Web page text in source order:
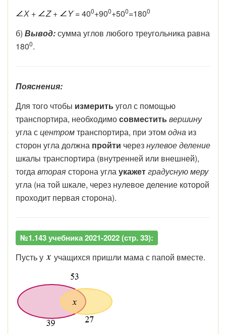
Х + Z+ Y= 400+900+500=1800
б) Вывод:сумма углов любого треугольника равна
1800.
Пояснения:
Для того чтобы измеритьугол с помощью
транспортира, необходимосовместитьвершину
угла сцентромтранспортира, при этом одна из
сторон угла должна пройти черезнулевое деление
шкалы транспортира (внутренней или внешней),
тогда втораясторона угла укажетградусную меру
угла (на той шкале, через нулевое деление которой
проходит первая сторона).
№1.143 учебника 2021-2022 (стр. 33):
Пусть у учащихся пришли мама с папой вместе.